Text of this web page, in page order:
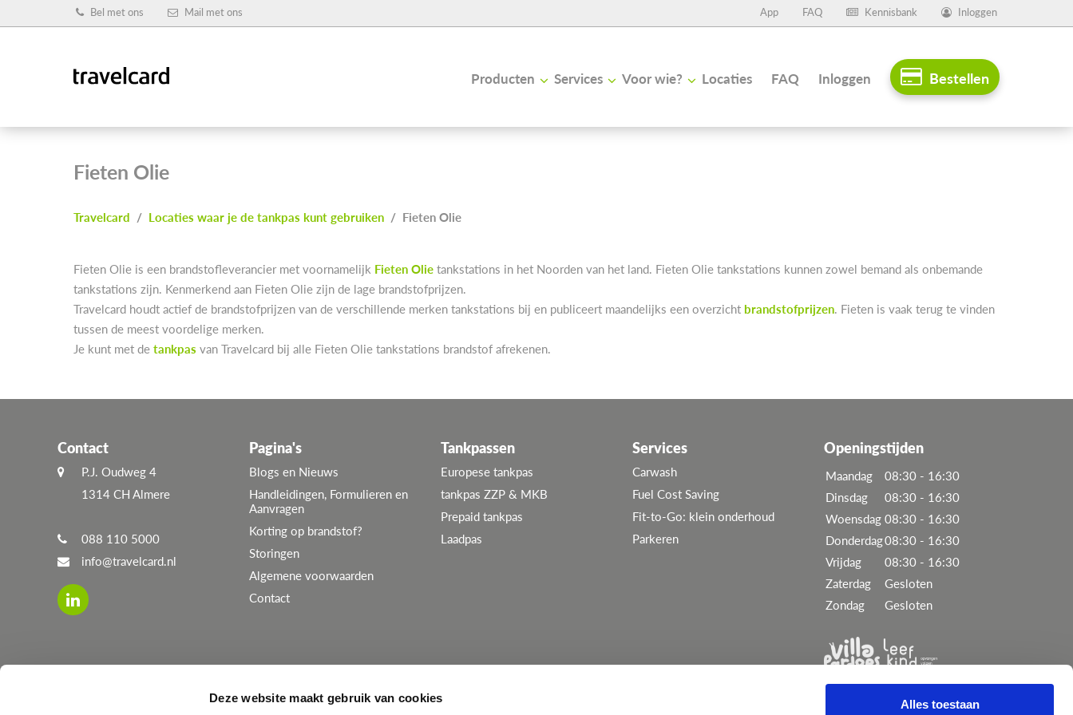
Deze website maakt gebruik van cookies Alles toestaan
Bel met ons Mail met ons App FAQ Kennisbank Inloggen
Producten Services Voor wie? Locaties FAQ Inloggen Bestellen
Fieten Olie
Travelcard / Locaties waar je de tankpas kunt gebruiken / Fieten Olie
Fieten Olie is een brandstofleverancier met voornamelijk Fieten Olie tankstations in het Noorden van het land. Fieten Olie tankstations kunnen zowel bemand als onbemande
tankstations zijn. Kenmerkend aan Fieten Olie zijn de lage brandstofprijzen.
Travelcard houdt actief de brandstofprijzen van de verschillende merken tankstations bij en publiceert maandelijks een overzicht brandstofprijzen. Fieten is vaak terug te vinden
tussen de meest voordelige merken.
Je kunt met de tankpas van Travelcard bij alle Fieten Olie tankstations brandstof afrekenen.
Contact
P.J. Oudweg 4
1314 CH Almere
088 110 5000
info@travelcard.nl
Pagina's
Blogs en Nieuws
Handleidingen, Formulieren en
Aanvragen
Korting op brandstof?
Storingen
Algemene voorwaarden
Contact
Tankpassen
Europese tankpas
tankpas ZZP & MKB
Prepaid tankpas
Laadpas
Services
Carwash
Fuel Cost Saving
Fit-to-Go: klein onderhoud
Parkeren
Openingstijden
Maandag
08:30 - 16:30
Dinsdag
08:30 - 16:30
Woensdag 08:30 - 16:30
Donderdag08:30 - 16:30
Vrijdag
08:30 - 16:30
Zaterdag
Gesloten
Zondag
Gesloten